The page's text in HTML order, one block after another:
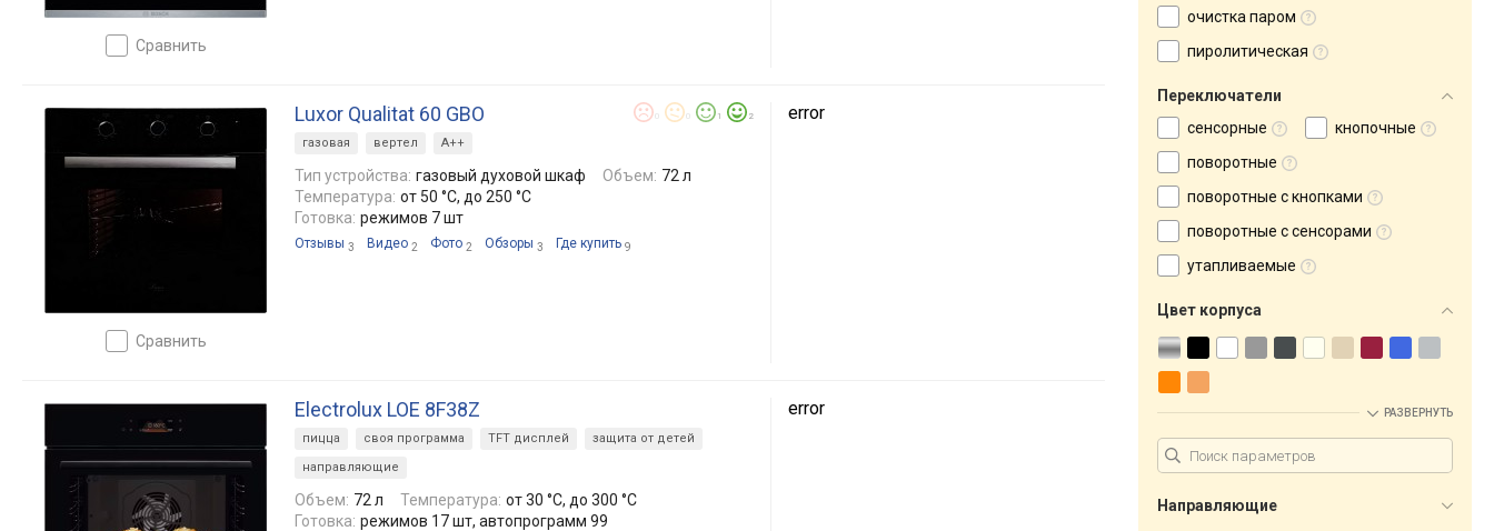
сравнить
сравнить
Luxor Qualitat 60 GBO 1 2
газовая вертел A++
Тип устройства: газовый духовой шкаф Объем: 72 л
Температура: от 50 °C, до 250 °C
Готовка: режимов 7 шт
Отзывы 3 Видео 2 Фото 2 Обзоры 3 Где купить 9
error
Electrolux LOE 8F38Z
пицца своя программа TFT дисплей
защита от детей
направляющие
Объем: 72 л Температура: от 30 °C, до 300 °C
Готовка: режимов 17 шт, автопрограмм 99
error
очистка паром
пиролитическая
Переключатели
сенсорные
кнопочные
поворотные
поворотные с кнопками
поворотные с сенсорами
утапливаемые
Цвет корпуса
РАЗВЕРНУТЬ
Направляющие